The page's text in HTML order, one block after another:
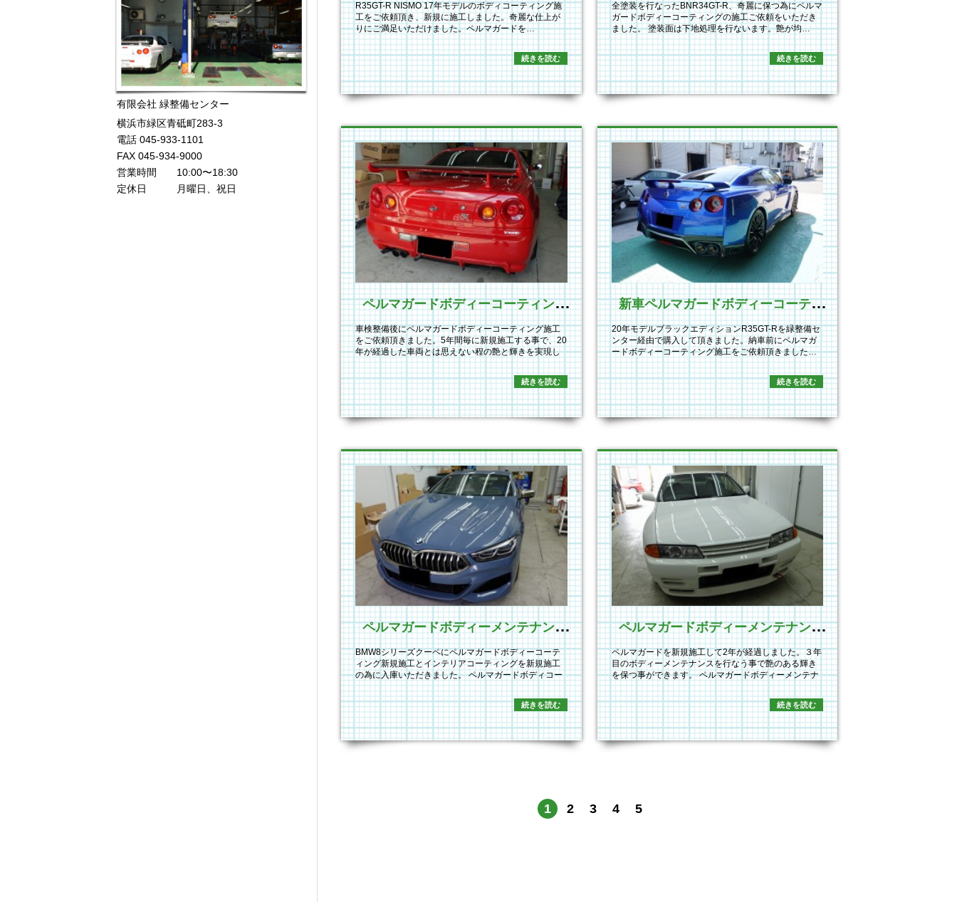
R35GT-R NISMO 17年モデルのボディコーティング施
工をご依頼頂き、新規に施工しました。奇麗な仕上が
りにご満足いただけました。ペルマガードを…
続きを読む
全塗装を行なったBNR34GT-R、奇麗に保つ為にペルマ
ガードボディーコーティングの施工ご依頼をいただき
ました。 塗装面は下地処理を行ないます。艶が均…
続きを読む
ペ
ルマガードボディーコーティング施工
車検整備後にペルマガードボディーコーティング施工
をご依頼頂きました。5年間毎に新規施工する事で、20
年が経過した車両とは思えない程の艶と輝きを実現し
て…
続きを読む
新
車ペルマガードボディーコーティング施工
20年モデルブラックエディションR35GT-Rを緑整備セ
ンター経由で購入して頂きました。納車前にペルマガ
ードボディーコーティング施工をご依頼頂きました…
続きを読む
ペ
ルマガードボディーメンテナンス施工
BMW8シリーズクーペにペルマガードボディーコーテ
ィング新規施工とインテリアコーティングを新規施工
の為に入庫いただきました。 ペルマガードボディコー
テ…
続きを読む
ペ
ルマガードボディーメンテナンス施工
ペルマガードを新規施工して2年が経過しました。３年
目のボディーメンテナンスを行なう事で艶のある輝き
を保つ事ができます。 ペルマガードボディーメンテナ
ン…
続きを読む
1 2 3 4 5
有限会社 緑整備センター
横浜市緑区青砥町283-3
電話 045-933-1101
FAX 045-934-9000
営業時間 10:00〜18:30
定休日 月曜日、祝日